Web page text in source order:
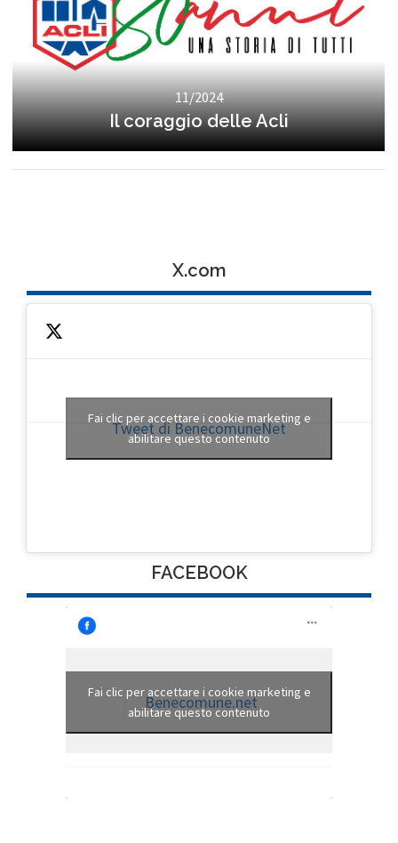
11/2024
Il coraggio delle Acli
X.com
Tweet di BenecomuneNet
Fai clic per accettare i cookie marketing e
abilitare questo contenuto
FACEBOOK
Benecomune.net
Fai clic per accettare i cookie marketing e
abilitare questo contenuto